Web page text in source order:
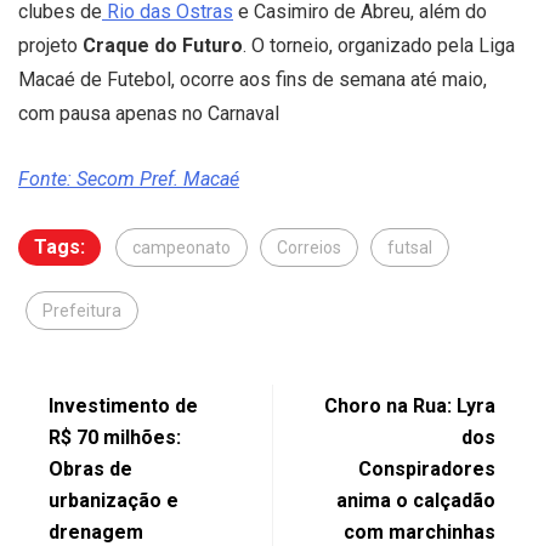
clubes de Rio das Ostras e Casimiro de Abreu, além do
projeto Craque do Futuro. O torneio, organizado pela Liga
Macaé de Futebol, ocorre aos fins de semana até maio,
com pausa apenas no Carnaval
Fonte: Secom Pref. Macaé
Tags: campeonato Correios futsal
Prefeitura
Investimento de
R$ 70 milhões:
Obras de
urbanização e
drenagem
Choro na Rua: Lyra
dos
Conspiradores
anima o calçadão
com marchinhas